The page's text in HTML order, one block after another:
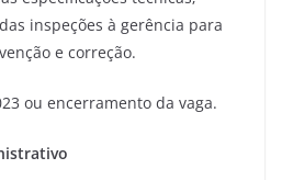
inspeções à gerência para
e correção.
ou encerramento da vaga.